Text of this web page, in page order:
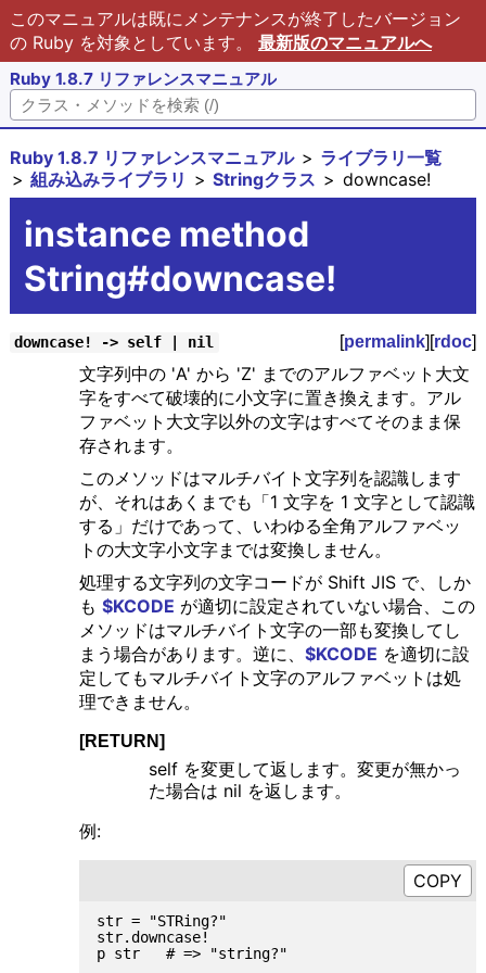
このマニュアルは既にメンテナンスが終了したバージョン
の Ruby を対象としています。 最新版のマニュアルへ
Ruby 1.8.7 リファレンスマニュアル
Ruby 1.8.7 リファレンスマニュアル
ライブラリ一覧
組み込みライブラリ
Stringクラス downcase!
instance method
String#downcase!
downcase! -> self | nil [permalink][rdoc]
文字列中の 'A' から 'Z' までのアルファベット大文
字をすべて破壊的に小文字に置き換えます。アル
ファベット大文字以外の文字はすべてそのまま保
存されます。
このメソッドはマルチバイト文字列を認識します
が、それはあくまでも「1 文字を 1 文字として認識
する」だけであって、いわゆる全角アルファベッ
トの大文字小文字までは変換しません。
処理する文字列の文字コードが Shift JIS で、しか
も $KCODE が適切に設定されていない場合、この
メソッドはマルチバイト文字の一部も変換してし
まう場合があります。逆に、 $KCODE を適切に設
定してもマルチバイト文字のアルファベットは処
理できません。
[RETURN]
self を変更して返します。変更が無かっ
た場合は nil を返します。
例:
str = "STRing?"
str.downcase!
p str   # => "string?"